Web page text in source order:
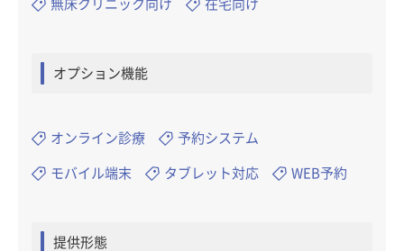
無床クリニック向け 在宅向け
オプション機能
オンライン診療 予約システム
モバイル端末 タブレット対応 WEB予約
提供形態